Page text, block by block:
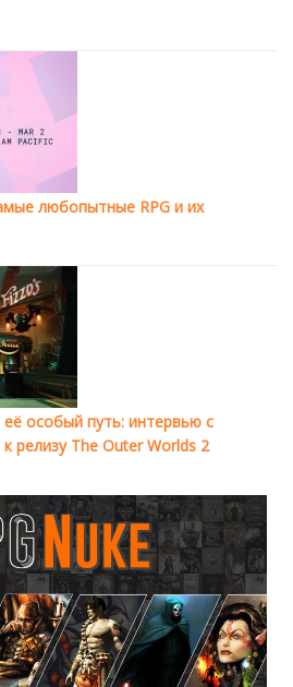
любопытные RPG и их
особый путь: интервью с
релизу The Outer Worlds 2